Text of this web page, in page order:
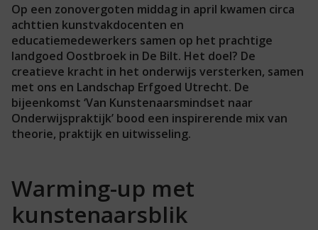
Op een zonovergoten middag in april kwamen circa
achttien kunstvakdocenten en
educatiemedewerkers samen op het prachtige
landgoed Oostbroek in De Bilt. Het doel? De
creatieve kracht in het onderwijs versterken, samen
met ons en Landschap Erfgoed Utrecht. De
bijeenkomst ‘Van Kunstenaarsmindset naar
Onderwijspraktijk’ bood een inspirerende mix van
theorie, praktijk en uitwisseling.
Warming-up met
kunstenaarsblik